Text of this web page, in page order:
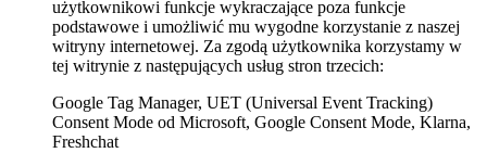
użytkownikowi funkcje wykraczające poza funkcje
podstawowe i umożliwić mu wygodne korzystanie z naszej
witryny internetowej. Za zgodą użytkownika korzystamy w
tej witrynie z następujących usług stron trzecich:
Google Tag Manager, UET (Universal Event Tracking)
Consent Mode od Microsoft, Google Consent Mode, Klarna,
Freshchat